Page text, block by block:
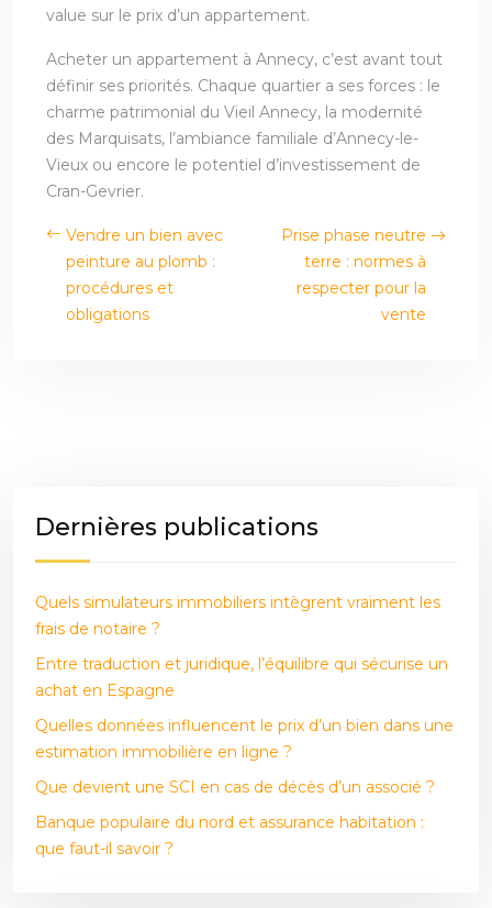
value sur le prix d’un appartement.
Acheter un appartement à Annecy, c’est avant tout
définir ses priorités. Chaque quartier a ses forces : le
charme patrimonial du Vieil Annecy, la modernité
des Marquisats, l’ambiance familiale d’Annecy-le-
Vieux ou encore le potentiel d’investissement de
Cran-Gevrier.
Vendre un bien avec
peinture au plomb :
procédures et
obligations
Prise phase neutre
terre : normes à
respecter pour la
vente
Dernières publications
Quels simulateurs immobiliers intègrent vraiment les
frais de notaire ?
Entre traduction et juridique, l’équilibre qui sécurise un
achat en Espagne
Quelles données influencent le prix d’un bien dans une
estimation immobilière en ligne ?
Que devient une SCI en cas de décès d’un associé ?
Banque populaire du nord et assurance habitation :
que faut-il savoir ?